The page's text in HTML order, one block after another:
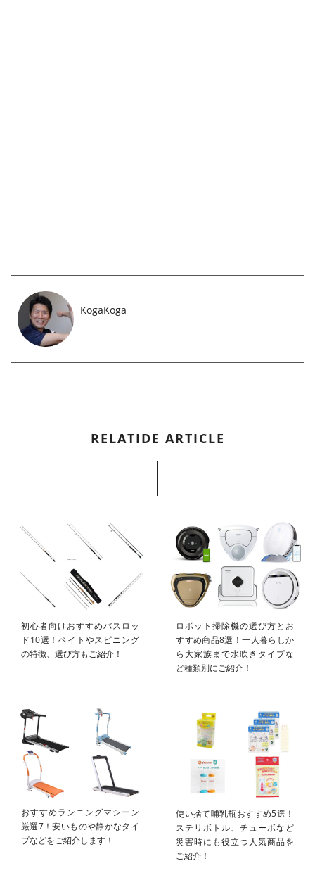
KogaKoga
RELATIDE ARTICLE
初心者向けおすすめバスロッ
ド10選！ベイトやスピニング
の特徴、選び方もご紹介！
ロボット掃除機の選び方とお
すすめ商品8選！一人暮らしか
ら大家族まで水吹きタイプな
ど種類別にご紹介！
おすすめランニングマシーン
厳選7！安いものや静かなタイ
プなどをご紹介します！
使い捨て哺乳瓶おすすめ5選！
ステリボトル、チューボなど
災害時にも役立つ人気商品を
ご紹介！